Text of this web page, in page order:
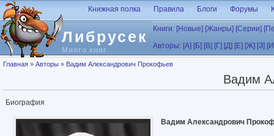
Перейти к основному содержанию
Либрусек
Много книг
Книжная полка Правила Блоги Форумы
Книги: [Новые] [Жанры] [Серии]
Авторы: [А] [Б] [В] [Г] [Д] [Е] [Ж] [З]
Вы здесь
Главная » Авторы » Вадим Александрович Прокофьев
Вадим
Биография
Вадим Александрович